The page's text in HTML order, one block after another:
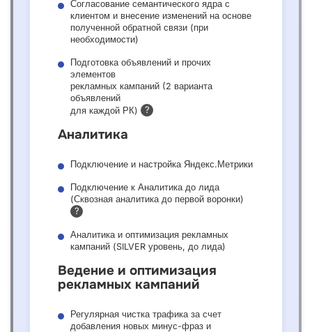
Согласование семантического ядра с
клиентом и внесение изменений на основе
полученной обратной связи (при
необходимости)
Подготовка объявлений и прочих
элементов
рекламных кампаний (2 варианта
объявлений
для каждой РК)
?
Аналитика
Подключение и настройка Яндекс.Метрики
Подключение к Аналитика до лида
(Сквозная аналитика до первой воронки)
?
Аналитика и оптимизация рекламных
кампаний (SILVER уровень, до лида)
Ведение и оптимизация
рекламных кампаний
Регулярная чистка трафика за счет
добавления новых минус-фраз и